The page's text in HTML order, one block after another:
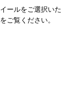
ールをご選択いた
ご覧ください。